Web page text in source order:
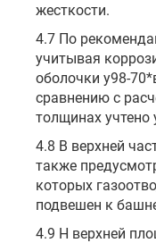
жесткости.
4.7 По
учитывая
оболочки у98-
сравнению с
толщинах учтено
4.8 В верхней
также
которых
подвешен к
4.9 Н верхней